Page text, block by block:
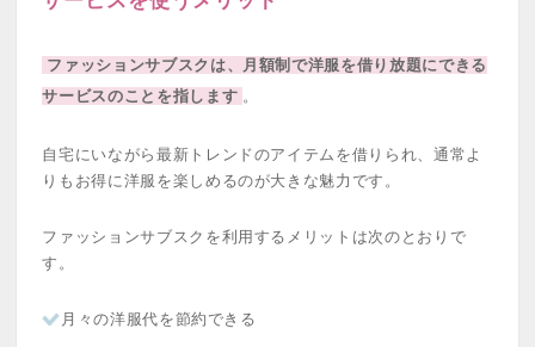
ファッションサブスクは、月額制で洋服を借り放題にできる
サービスのことを指します 。
自宅にいながら最新トレンドのアイテムを借りられ、通常よ
りもお得に洋服を楽しめるのが大きな魅力です。
ファッションサブスクを利用するメリットは次のとおりで
す。
月々の洋服代を節約できる